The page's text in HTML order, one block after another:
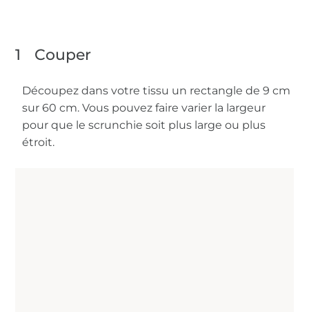
1 Couper
Découpez dans votre tissu un rectangle de 9 cm
sur 60 cm. Vous pouvez faire varier la largeur
pour que le scrunchie soit plus large ou plus
étroit.